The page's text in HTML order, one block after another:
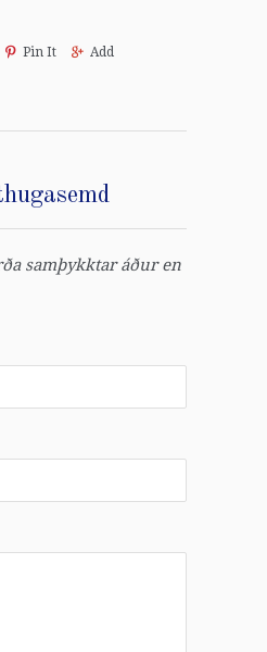
Pin It Add
samþykktar áður en